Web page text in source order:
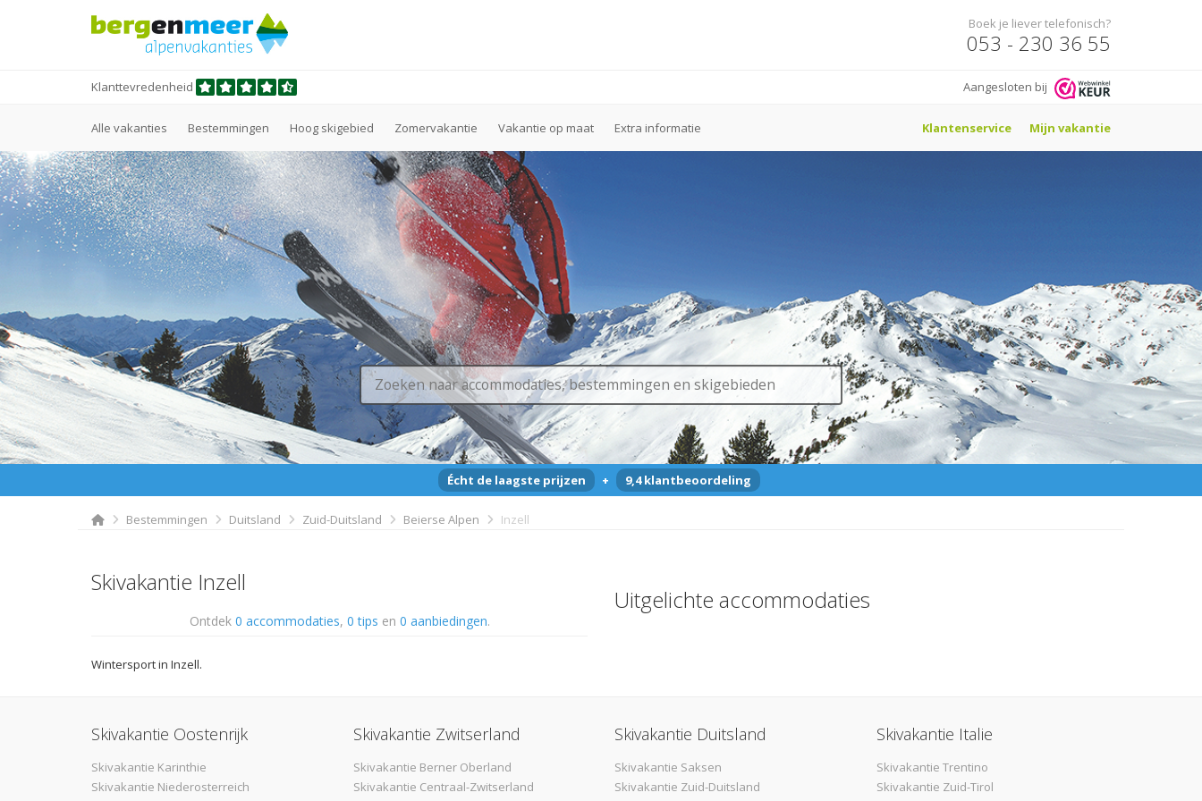
Boek je liever telefonisch?
053 - 230 36 55
Klanttevredenheid Aangesloten bij
Alle vakanties Bestemmingen Hoog skigebied Zomervakantie Vakantie op maat Extra informatie Klantenservice Mijn vakantie
Écht de laagste prijzen + 9,4 klantbeoordeling
Bestemmingen Duitsland Zuid-Duitsland Beierse Alpen Inzell
Skivakantie Inzell
Ontdek 0 accommodaties, 0 tips en 0 aanbiedingen.
Wintersport in Inzell.
Uitgelichte accommodaties
Skivakantie Oostenrijk
Skivakantie Karinthie
Skivakantie Niederosterreich
Skivakantie Zwitserland
Skivakantie Berner Oberland
Skivakantie Centraal-Zwitserland
Skivakantie Duitsland
Skivakantie Saksen
Skivakantie Zuid-Duitsland
Skivakantie Italie
Skivakantie Trentino
Skivakantie Zuid-Tirol